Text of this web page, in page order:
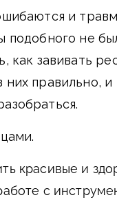
и
подобного не
как завивать
правильно, и
красивые и
с